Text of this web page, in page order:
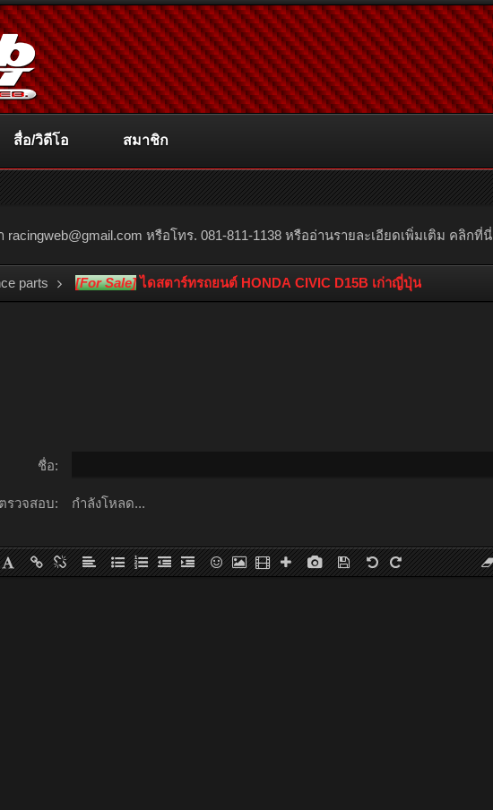
racingweb@gmail.com หรือโทร. 081-811-1138 หรืออ่านรายละเอียดเพิ่มเติม คลิกที่นี่
parts [For Sale]ไดสตาร์ทรถยนต์ HONDA CIVIC D15B เก่าญี่ปุ่น
ชื่อ:
รวจสอบ: กำลังโหลด...
สื่อ/วิดีโอ สมาชิก